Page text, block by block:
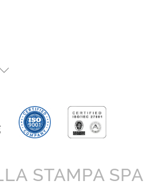
STAMPA SPA